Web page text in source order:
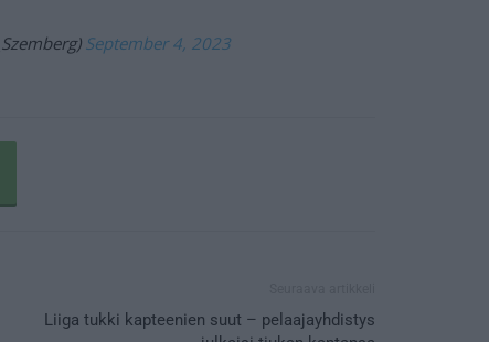
September 4, 2023
Liiga tukki kapteenien suut – pelaajayhdistys